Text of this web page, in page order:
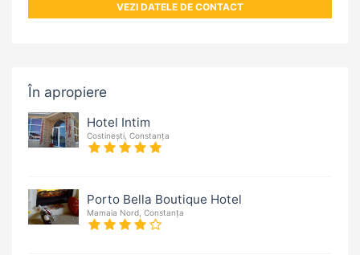
VEZI DATELE DE CONTACT
În apropiere
Hotel Intim
Costinești, Constanța
Porto Bella Boutique Hotel
Mamaia Nord, Constanța